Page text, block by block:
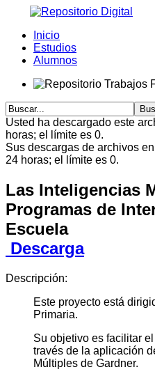
Inicio
Estudios
Alumnos
Usted ha descargado este
horas; el límite es 0.
Sus descargas de archivos
24 horas; el límite es 0.
Las Inteligencias
Programas de
Escuela
Descarga
Descripción:
Este proyecto está
Primaria.
Su objetivo es facilitar
través de la aplicación
Múltiples de Gardner.